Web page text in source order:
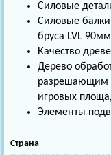
Силовые
Силовые балки
бруса LVL
Качество
Дерево
разрешающим
игровых
Элементы
Страна